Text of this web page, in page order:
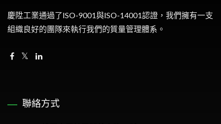
慶陞工業通過了ISO-9001與ISO-14001認證，我們擁有一支
組織良好的團隊來執行我們的質量管理體系。
聯絡方式